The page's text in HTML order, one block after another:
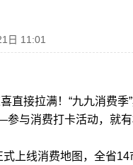
日 11:01
接拉满！“九九消费季
与消费打卡活动，就有
线消费地图，全省14